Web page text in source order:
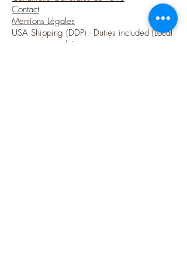
Contact
Mentions Légales
USA Shipping (DDP) - Duties included (Local
taxes may apply)